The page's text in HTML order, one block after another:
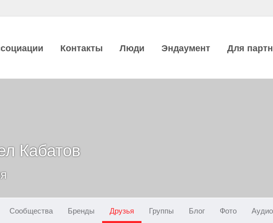
Контакты Люди Эндаумент Для
Кабатов
Сообщества Бренды Друзья Группы Блог Фото Аудио